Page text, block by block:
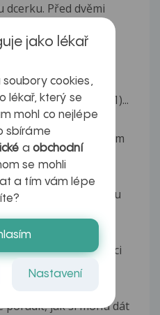
dcerku. Před dvěmi
dotaz ohledně
poradna-
nejde-vylecit-85741)...
na obou nohach mam
si všimla na nehtu
pravé...
poprosila o konzultaci
poradit, jak si mohu dát
jako lékař
cookies,
lékař, který se
mohl co nejlépe
sbíráme
a obchodní
se mohli
a tím vám lépe
Nastavení